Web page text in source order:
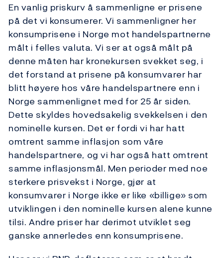
En vanlig priskurv å sammenligne er prisene
på det vi konsumerer. Vi sammenligner her
konsumprisene i Norge mot handelspartnerne
målt i felles valuta. Vi ser at også målt på
denne måten har kronekursen svekket seg, i
det forstand at prisene på konsumvarer har
blitt høyere hos våre handelspartnere enn i
Norge sammenlignet med for 25 år siden.
Dette skyldes hovedsakelig svekkelsen i den
nominelle kursen. Det er fordi vi har hatt
omtrent samme inflasjon som våre
handelspartnere, og vi har også hatt omtrent
samme inflasjonsmål. Men perioder med noe
sterkere prisvekst i Norge, gjør at
konsumvarer i Norge ikke er like «billige» som
utviklingen i den nominelle kursen alene kunne
tilsi. Andre priser har derimot utviklet seg
ganske annerledes enn konsumprisene.